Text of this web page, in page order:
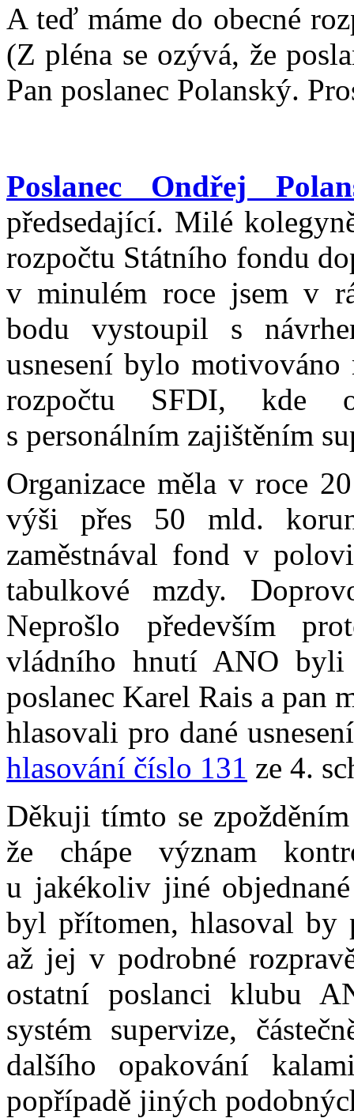
A teď máme do obecné
(Z pléna se ozývá, že
Pan poslanec Polanský.
Poslanec Ondřej
předsedající. Milé
rozpočtu Státního fondu
v minulém roce jsem v
bodu vystoupil s
usnesení bylo
rozpočtu SFDI, kde
s personálním zajištěním
Organizace měla v roce
výši přes 50 mld.
zaměstnával fond v
tabulkové mzdy.
Neprošlo především
vládního hnutí ANO
poslanec Karel Rais a pan
hlasovali pro dané
hlasování číslo 131 ze 4.
Děkuji tímto se
že chápe význam
u jakékoliv jiné
byl přítomen, hlasoval by
až jej v podrobné
ostatní poslanci klubu
systém supervize,
dalšího opakování
popřípadě jiných